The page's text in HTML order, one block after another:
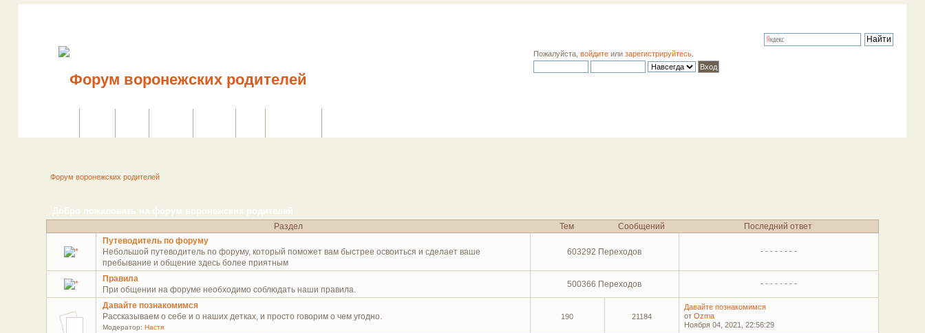
Пожалуйста,войдите илизарегистрируйтесь
Форум воронежских родителей
Добро пожаловать на форум воронежских родителей
Раздел Тем Сообщений
Последний ответ
Путеводитель по форуму
Небольшой путеводитель по форуму, который поможет вам быстрее освоиться и сделает ваше
пребывание и общение здесь более приятным
603292 Переходов - - - - - - - -
Правила
При общении на форуме необходимо соблюдать наши правила.
500366 Переходов - - - - - - - -
Давайте познакомимся
Рассказываем о себе и о наших детках, и просто говорим о чем угодно.
Модератор: Настя
190 21184
Давайте познакомимся
отOzma
Ноября 04, 2021, 22:56:29